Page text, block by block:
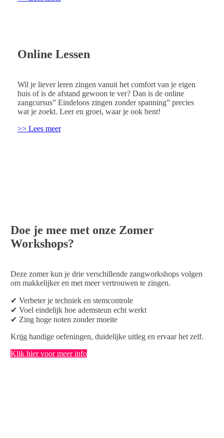
Online Lessen
Wil je liever leren zingen vanuit het comfort van je eigen
huis of is de afstand gewoon te ver? Dan is de online
zangcursus” Eindeloos zingen zonder spanning” precies
wat je zoekt. Leer en groei, waar je ook bent!
>> Lees meer
Doe je mee met onze Zomer
Workshops?
Deze zomer kun je drie verschillende zangworkshops volgen
om makkelijker en met meer vertrouwen te zingen.
✔ Verbeter je techniek en stemcontrole
✔ Voel eindelijk hoe ademsteun echt werkt
✔ Zing hoge noten zonder moeite
Krijg handige oefeningen, duidelijke uitleg en ervaar het zelf.
Klik hier voor meer info